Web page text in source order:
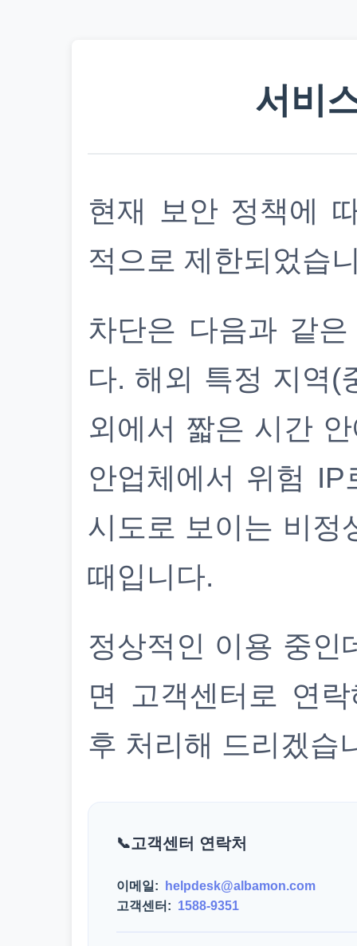
서비
현재 보안 정책에
적으로 제한되었습
차단은 다음과 같
다. 해외 특정 지역(
외에서 짧은 시간
안업체에서 위험
시도로 보이는 비정
때입니다.
정상적인 이용 중인
면 고객센터로 연
후 처리해 드리겠습
고객센터 연락처
이메일:
helpdesk@albamon.com
고객센터: 1588-9351